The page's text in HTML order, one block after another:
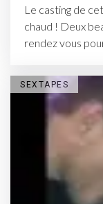
Le casting de
chaud ! Deux
rendez vous
SEXTAPES